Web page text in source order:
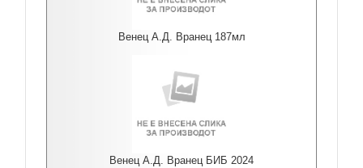
Венец А.Д. Вранец 187мл
Венец А.Д. Вранец БИБ 2024